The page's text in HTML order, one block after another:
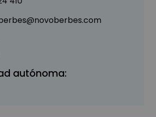
autónoma: